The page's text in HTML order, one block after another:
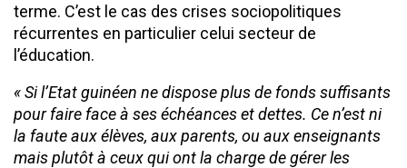
terme. C’est le cas des crises sociopolitiques
récurrentes en particulier celui secteur de
l’éducation.
« Si l’Etat guinéen ne dispose plus de fonds suffisants
pour faire face à ses échéances et dettes. Ce n’est ni
la faute aux élèves, aux parents, ou aux enseignants
mais plutôt à ceux qui ont la charge de gérer les